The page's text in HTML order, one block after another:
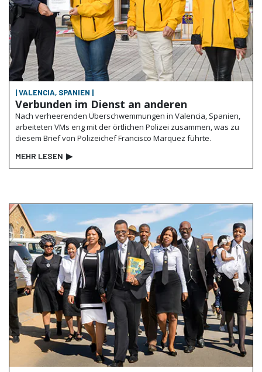
| VALENCIA, SPANIEN |
Verbunden im Dienst an anderen
Nach verheerenden Überschwemmungen in Valencia, Spanien,
arbeiteten VMs eng mit der örtlichen Polizei zusammen, was zu
diesem Brief von Polizeichef Francisco Marquez führte.
MEHR LESEN ▶